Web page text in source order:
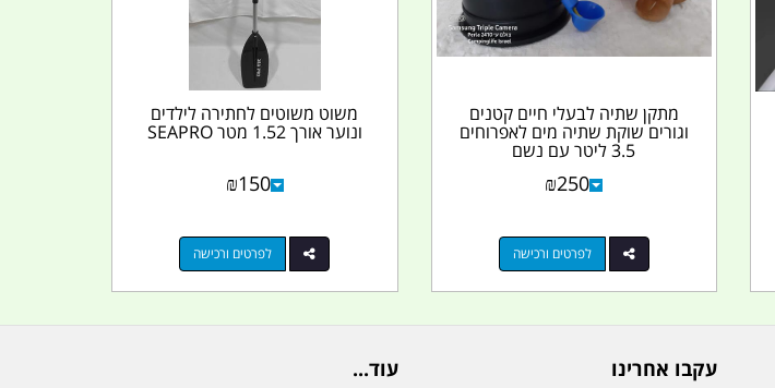
מתקן שתיה לבעלי חיים קטנים
וגורים שוקת שתיה מים לאפרוחים
3.5 ליטר עם נשם
₪250
לפרטים ורכישה
משוט משוטים לחתירה לילדים
ונוער אורך 1.52 מטר SEAPRO
₪150
לפרטים ורכישה
עקבו אחרינו עוד...